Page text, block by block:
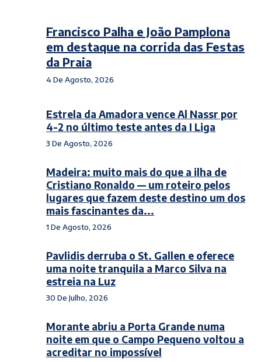
Francisco Palha e João Pamplona
em destaque na corrida das Festas
da Praia
4 De Agosto, 2026
Estrela da Amadora vence Al Nassr por
4-2 no último teste antes da I Liga
3 De Agosto, 2026
Madeira: muito mais do que a ilha de
Cristiano Ronaldo — um roteiro pelos
lugares que fazem deste destino um dos
mais fascinantes da...
1 De Agosto, 2026
Pavlidis derruba o St. Gallen e oferece
uma noite tranquila a Marco Silva na
estreia na Luz
30 De Julho, 2026
Morante abriu a Porta Grande numa
noite em que o Campo Pequeno voltou a
acreditar no impossível